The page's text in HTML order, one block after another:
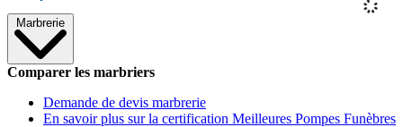
Marbrerie
Comparer les marbriers
Demande de devis marbrerie
En savoir plus sur la certification Meilleures Pompes Funèbres